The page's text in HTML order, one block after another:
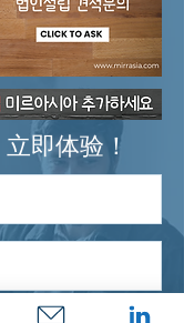
即体验！